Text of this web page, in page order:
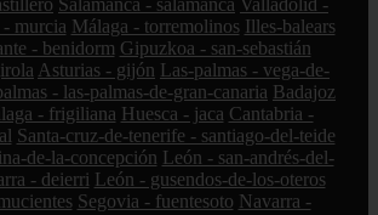
Salamanca - salamanca Valladolid -
murcia Málaga - torremolinos Illes-balears
- benidorm Gipuzkoa - san-sebastián
Asturias - gijón Las-palmas - vega-de-
- las-palmas-de-gran-canaria Badajoz
- frigiliana Huesca - jaca Cantabria -
Santa-cruz-de-tenerife - santiago-del-teide
de-la-concepción León - san-andrés-del-
- deierri León - gusendos-de-los-oteros
Segovia - fuentesoto Navarra -